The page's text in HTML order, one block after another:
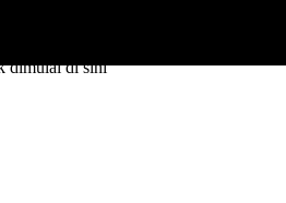
dimulai di sini